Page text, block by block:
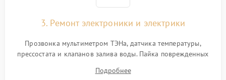
3. Ремонт электроники и электрики
Прозвонка мультиметром ТЭНа, датчика температуры,
прессостата и клапанов залива воды. Пайка поврежденных
Восстановление целостности проводки и контактов.
Подробнее